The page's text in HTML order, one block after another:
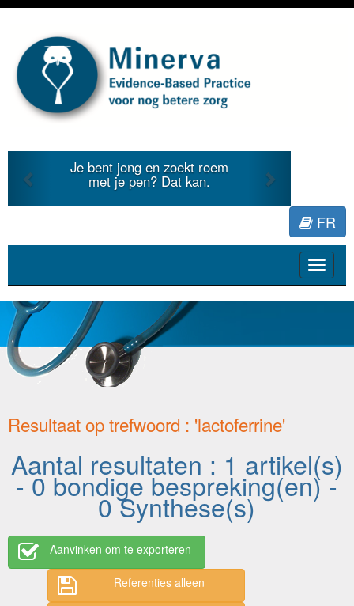
Je bent jong en zoekt roem
met je pen? Dat kan.
Previous
FR
Toggle
Resultaat op trefwoord : 'lactoferrine'
Aantal resultaten : 1 artikel(s)
- 0 bondige bespreking(en) -
0 Synthese(s)
Aanvinken om te exporteren
Referenties alleen